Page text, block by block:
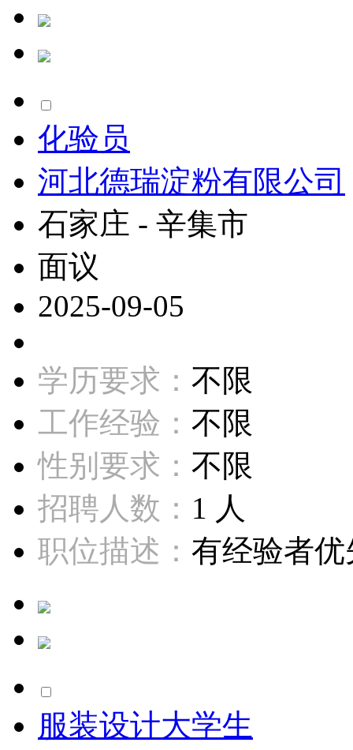
化验员
河北德瑞淀粉有限公司
石家庄 - 辛集市
面议
2025-09-05
学历要求： 不限
工作经验： 不限
性别要求： 不限
招聘人数： 1 人
职位描述： 有经验者优
服装设计大学生